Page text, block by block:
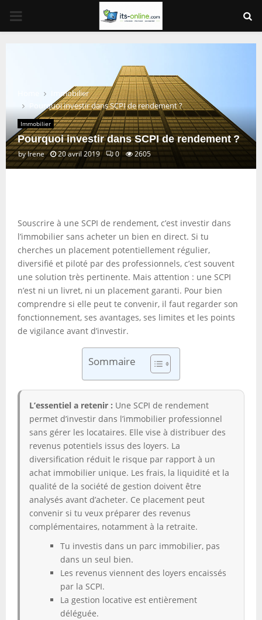
PRIMARY
Immobilier
Pourquoi investir dans SCPI de rendement ?
Immobilier
Pourquoi investir dans SCPI de rendement ?
byIrene 20 avril 2019 0 2605
Souscrire à une SCPI de rendement, c’est investir dans
l’immobilier sans acheter un bien en direct. Si tu
cherches un placement potentiellement régulier,
diversifié et piloté par des professionnels, c’est souvent
une solution très pertinente. Mais attention : une SCPI
n’est ni un livret, ni un placement garanti. Pour bien
comprendre si elle peut te convenir, il faut regarder son
fonctionnement, ses avantages, ses limites et les points
de vigilance avant d’investir.
Sommaire
L’essentiel a retenir : Une SCPI de rendement
permet d’investir dans l’immobilier professionnel
sans gérer les locataires. Elle vise à distribuer des
revenus potentiels issus des loyers. La
diversification réduit le risque par rapport à un
achat immobilier unique. Les frais, la liquidité et la
qualité de la société de gestion doivent être
analysés avant d’acheter. Ce placement peut
convenir si tu veux préparer des revenus
complémentaires, notamment à la retraite.
Tu investis dans un parc immobilier, pas
dans un seul bien.
Les revenus viennent des loyers encaissés
par la SCPI.
La gestion locative est entièrement
déléguée.